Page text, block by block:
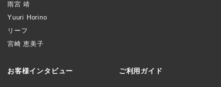
雨宮 靖
Yuuri Horino
リーフ
宮崎 恵美子
お客様インタビュー ご利用ガイド